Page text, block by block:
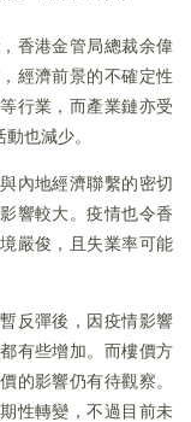
香港金管局總裁余偉
經濟前景的不確定性
行業，而產業鏈亦受
也減少。
內地經濟聯繫的密切
響較大。疫情也令香
嚴俊，且失業率可能
反彈後，因疫情影響
有些增加。而樓價方
的影響仍有待觀察。
性轉變，不過目前未